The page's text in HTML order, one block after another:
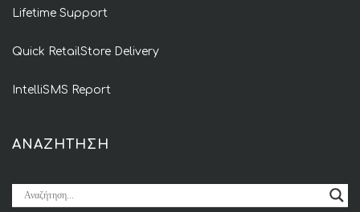
Lifetime Support
Quick RetailStore Delivery
IntelliSMS Report
ΑΝΑΖΗΤΗΣΗ